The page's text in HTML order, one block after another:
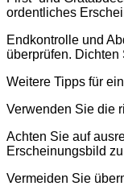
ordentliches
Endkontrolle und
überprüfen.
Weitere Tipps für
Verwenden Sie die
Achten Sie auf
Erscheinungsbild
Vermeiden Sie